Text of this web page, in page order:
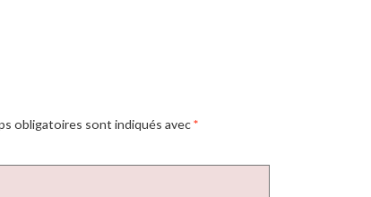
obligatoires sont indiqués avec*